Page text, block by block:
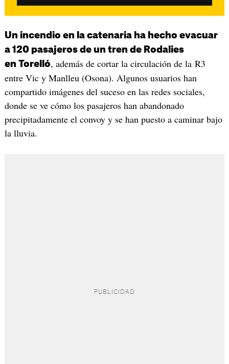
Un incendio en la catenaria ha hecho evacuar
a 120 pasajeros de un tren de Rodalies
en Torelló, además de cortar la circulación de la R3
entre Vic y Manlleu (Osona). Algunos usuarios han
compartido imágenes del suceso en las redes sociales,
donde se ve cómo los pasajeros han abandonado
precipitadamente el convoy y se han puesto a caminar bajo
la lluvia.